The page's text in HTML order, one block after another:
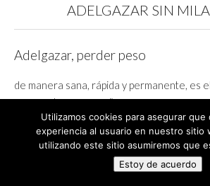
ADELGAZAR SIN
Adelgazar, perder peso
de manera sana, rápida y permanente, es
propuse hace unos años.
Yo pude perder 35 Kg de peso en sólo 4
recuperando mi salud. Usted también
Déjeme explicarle en mi libro qué es lo que
Utilizamos cookies para asegurar que
experiencia al usuario en nuestro sitio
utilizando este sitio asumiremos que
Estoy de acuerdo